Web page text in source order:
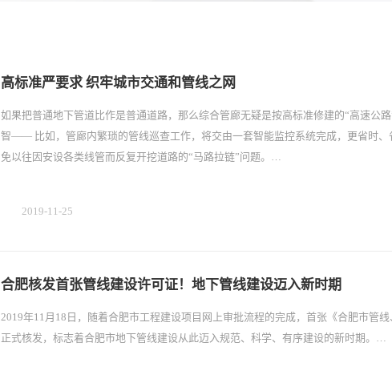
高标准严要求 织牢城市交通和管线之网
如果把普通地下管道比作是普通道路，那么综合管廊无疑是按高标准修建的“高速公
智—— 比如，管廊内繁琐的管线巡查工作，将交由一套智能监控系统完成，更省时、
免以往因安设各类线管而反复开挖道路的“马路拉链”问题。…
2019-11-25
合肥核发首张管线建设许可证！地下管线建设迈入新时期
2019年11月18日，随着合肥市工程建设项目网上审批流程的完成，首张《合肥市管线
正式核发，标志着合肥市地下管线建设从此迈入规范、科学、有序建设的新时期。…